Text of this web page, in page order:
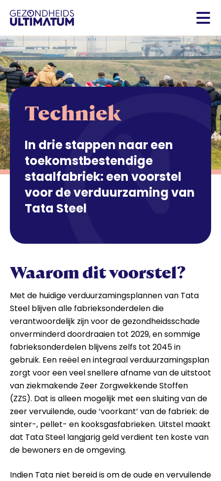
Techniek
In drie stappen naar een
toekomstbestendige
staalfabriek: een voorstel
voor de verduurzaming van
Tata Steel
Waarom dit voorstel?
Met de huidige verduurzamingsplannen van Tata
Steel blijven alle fabrieksonderdelen die
verantwoordelijk zijn voor de gezondheidsschade
onverminderd doordraaien tot 2029, en sommige
fabrieksonderdelen blijvens zelfs tot 2045 in
gebruik. Een reëel en integraal verduurzamingsplan
zorgt voor een veel snellere afname van de uitstoot
van ziekmakende Zeer Zorgwekkende Stoffen
(ZZS). Dat is alleen mogelijk met een sluiting van de
zeer vervuilende, oude ‘voorkant’ van de fabriek: de
sinter-, pellet- en kooksgasfabrieken. Uitstel maakt
dat Tata Steel langjarig geld verdient ten koste van
de bewoners en de omgeving.
Indien Tata niet bereid is om de oude en vervuilende